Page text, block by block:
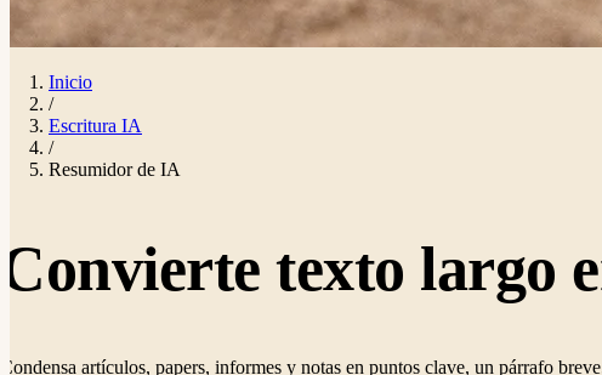
Inicio
/
Escritura IA
/
Resumidor de IA
Convierte texto largo
Condensa artículos, papers, informes y notas en puntos clave, un párrafo